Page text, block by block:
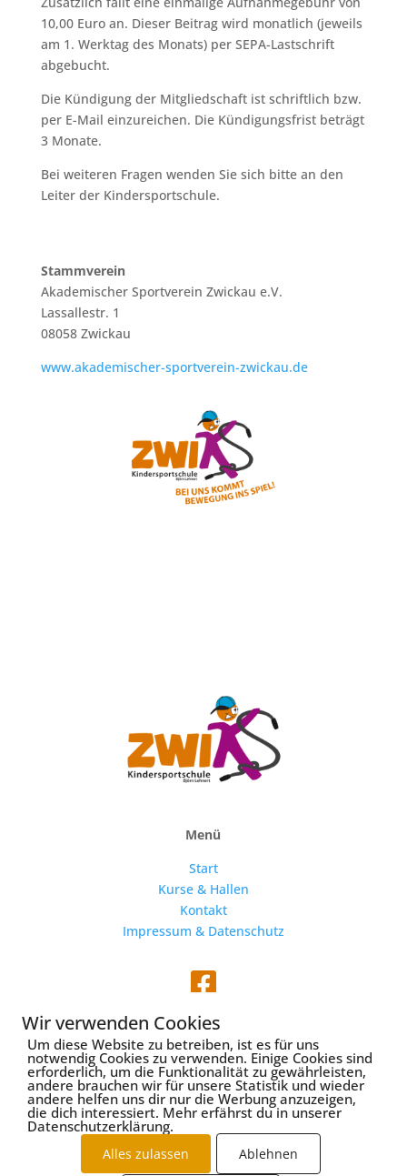
10,00 Euro an. Dieser Beitrag wird monatlich (jeweils
am 1. Werktag des Monats) per SEPA-Lastschrift
abgebucht.
Die Kündigung der Mitgliedschaft ist schriftlich bzw.
per E-Mail einzureichen. Die Kündigungsfrist beträgt
3 Monate.
Bei weiteren Fragen wenden Sie sich bitte an den
Leiter der Kindersportschule.
Stammverein
Akademischer Sportverein Zwickau e.V.
Lassallestr. 1
08058 Zwickau
www.akademischer-sportverein-zwickau.de
Menü
Start
Kurse & Hallen
Kontakt
Impressum & Datenschutz

Webseite und Fotos vonalles eitel
Wir verwenden Cookies
Um diese Website zu betreiben, ist es für uns
notwendig Cookies zu verwenden. Einige Cookies sind
erforderlich, um die Funktionalität zu gewährleisten,
andere brauchen wir für unsere Statistik und wieder
andere helfen uns dir nur die Werbung anzuzeigen,
die dich interessiert. Mehr erfährst du in unserer
Datenschutzerklärung.
Alles zulassen Ablehnen